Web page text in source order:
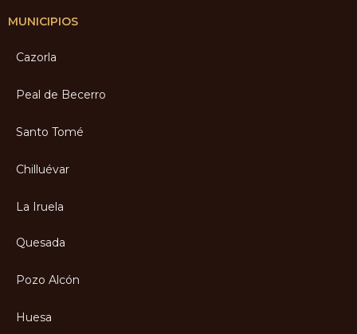
MUNICIPIOS
Cazorla
Peal de Becerro
Santo Tomé
Chilluévar
La Iruela
Quesada
Pozo Alcón
Huesa